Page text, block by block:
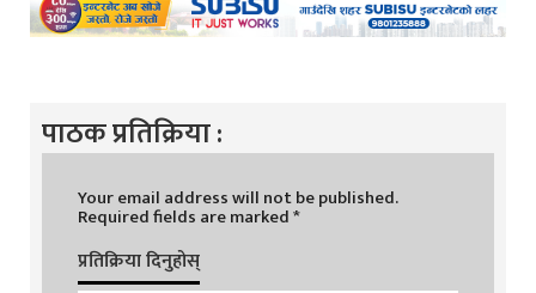
पाठक प्रतिक्रिया :
Your email address will not be published.
Required fields are marked*
प्रतिक्रिया दिनुहोस्